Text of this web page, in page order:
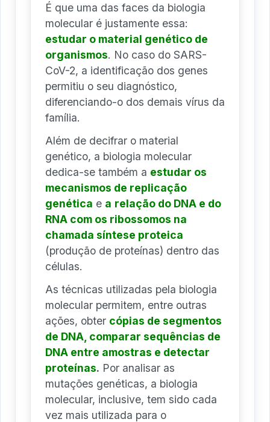
É que uma das faces da biologia
molecular é justamente essa:
estudar o material genético de
organismos. No caso do SARS-
CoV-2, a identificação dos genes
permitiu o seu diagnóstico,
diferenciando-o dos demais vírus da
família.
Além de decifrar o material
genético, a biologia molecular
dedica-se também a estudar os
mecanismos de replicação
genética e a relação do DNA e do
RNA com os ribossomos na
chamada síntese proteica
(produção de proteínas) dentro das
células.
As técnicas utilizadas pela biologia
molecular permitem, entre outras
ações, obter cópias de segmentos
de DNA, comparar sequências de
DNA entre amostras e detectar
proteínas. Por analisar as
mutações genéticas, a biologia
molecular, inclusive, tem sido cada
vez mais utilizada para o